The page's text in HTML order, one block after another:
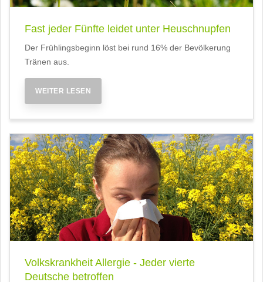
Fast jeder Fünfte leidet unter Heuschnupfen
Der Frühlingsbeginn löst bei rund 16% der Bevölkerung
Tränen aus.
WEITER LESEN
Volkskrankheit Allergie - Jeder vierte
Deutsche betroffen